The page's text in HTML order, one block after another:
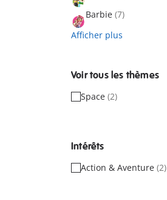
Barbie (7)
Afficher plus
Voir tous les thèmes
Space (2)
Intérêts
Action & Aventure (2)